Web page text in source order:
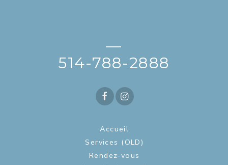
—
514-788-2888
Accueil
Services (OLD)
Rendez-vous